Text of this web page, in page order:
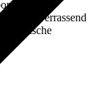
dagelijks
Logo verrassend
typische